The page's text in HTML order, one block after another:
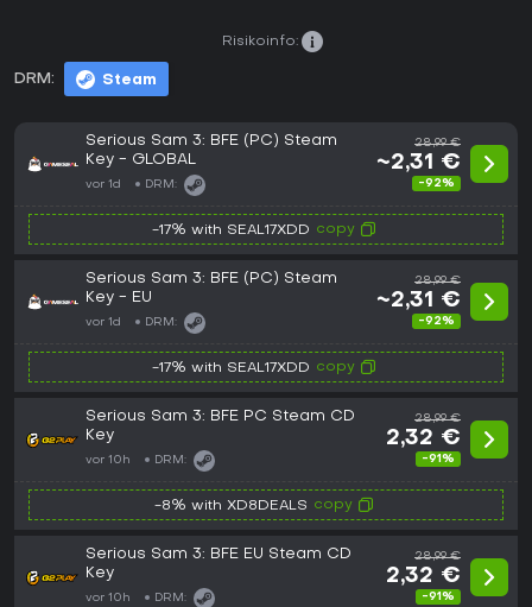
DRM: Steam
Risikoinfo:
Serious Sam 3: BFE (PC) Steam
Key - GLOBAL
vor 1d DRM:
28,99 €
~2,31 €
-92%
-17% with SEAL17XDD copy
Serious Sam 3: BFE (PC) Steam
Key - EU
vor 1d DRM:
28,99 €
~2,31 €
-92%
-17% with SEAL17XDD copy
Serious Sam 3: BFE PC Steam CD
Key
vor 10h DRM:
28,99 €
2,32 €
-91%
-8% with XD8DEALS copy
Serious Sam 3: BFE EU Steam CD
Key
vor 10h DRM:
28,99 €
2,32 €
-91%